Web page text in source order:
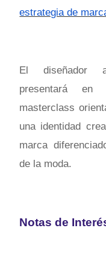
estrategia de
El diseñador
presentará en
masterclass
una identidad
marca
de la moda.
Notas de